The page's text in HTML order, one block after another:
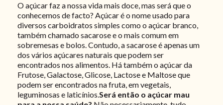
O açúcar faz a nossa vida mais doce, mas será que o
conhecemos de facto? Açúcar é o nome usado para
diversos carboidratos simples como o açúcar branco,
também chamado sacarose e o mais comum em
sobremesas e bolos. Contudo, a sacarose é apenas um
dos vários açúcares naturais que podem ser
encontrados nos alimentos. Há também o açúcar da
Frutose, Galactose, Glicose, Lactose e Maltose que
podem ser encontrados na fruta, em vegetais,
leguminosas e laticínios.Será então o açúcar mau